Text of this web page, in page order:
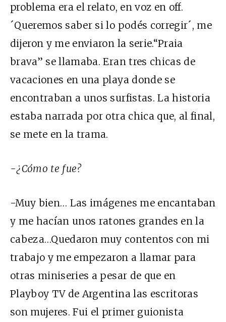
problema era el relato, en voz en off.
´Queremos saber si lo podés corregir´, me
dijeron y me enviaron la serie.“Praia
brava” se llamaba. Eran tres chicas de
vacaciones en una playa donde se
encontraban a unos surfistas. La historia
estaba narrada por otra chica que, al final,
se mete en la trama.
-¿Cómo te fue?
-Muy bien… Las imágenes me encantaban
y me hacían unos ratones grandes en la
cabeza…Quedaron muy contentos con mi
trabajo y me empezaron a llamar para
otras miniseries a pesar de que en
Playboy TV de Argentina las escritoras
son mujeres. Fui el primer guionista